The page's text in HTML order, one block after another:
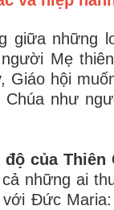
giữa những
Mẹ
Giáo hội
như
của Thiên
những ai
Đức Maria: